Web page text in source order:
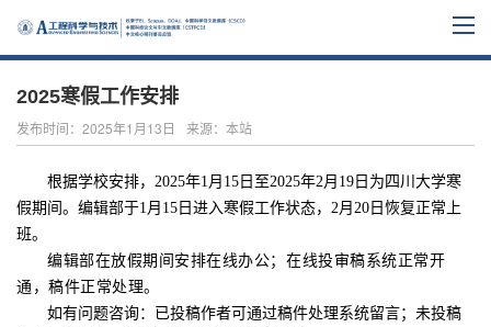
2025寒假工作安排
发布时间：2025年1月13日 来源：本站
根据学校安排， 2025年1月 15 日至2025年2月 19 日为四川大学寒
假期间。编辑部于1月 15 日进入寒假工作状态， 2月 20 日恢复正常上
班。
编辑部在放假期间安排在线办公；在线投审稿系统正常开
通，稿件正常处理。
如有问题咨询：已投稿作者可通过稿件处理系统留言；未投稿